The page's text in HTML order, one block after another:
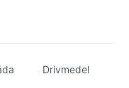
Drivmedel